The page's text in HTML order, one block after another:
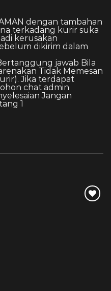
dengan tambahan
terkadang kurir suka
kerusakan
dikirim dalam
jawab Bila
Tidak Memesan
Jika terdapat
chat admin
Jangan
1